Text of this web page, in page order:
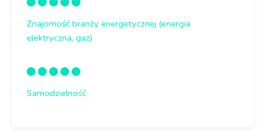
Znajomość branży energetycznej (energia
elektryczna, gaz)
Samodzielność